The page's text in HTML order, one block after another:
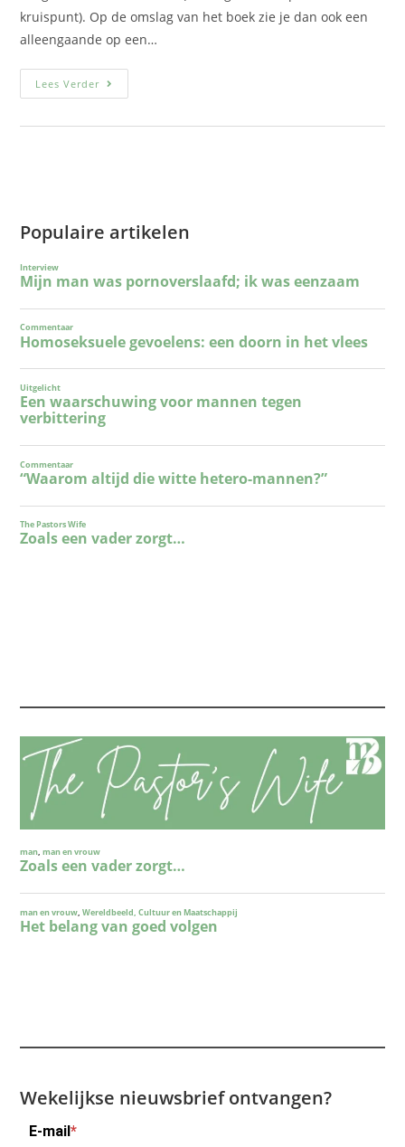
kruispunt). Op de omslag van het boek zie je dan ook een
alleengaande op een…
Lees Verder
Populaire artikelen
Wekelijkse nieuwsbrief ontvangen?